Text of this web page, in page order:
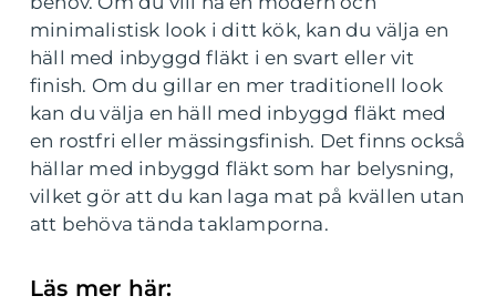
minimalistisk look i ditt kök, kan du välja en
häll med inbyggd fläkt i en svart eller vit
finish. Om du gillar en mer traditionell look
kan du välja en häll med inbyggd fläkt med
en rostfri eller mässingsfinish. Det finns också
hällar med inbyggd fläkt som har belysning,
vilket gör att du kan laga mat på kvällen utan
att behöva tända taklamporna.
Läs mer här: